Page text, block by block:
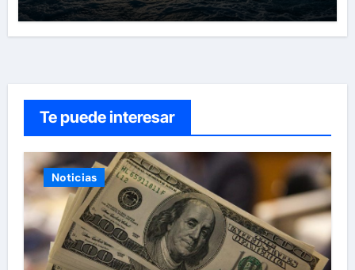
Te puede interesar
Noticias